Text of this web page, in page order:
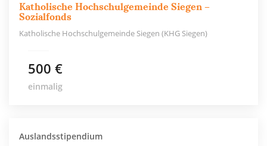
Katholische Hochschulgemeinde Siegen –
Sozialfonds
Katholische Hochschulgemeinde Siegen (KHG Siegen)
500 €
einmalig
Auslandsstipendium